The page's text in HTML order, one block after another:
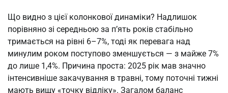
Що видно з цієї колонкової динаміки? Надлишок
порівняно зі середньою за п’ять років стабільно
тримається на рівні 6–7%, тоді як перевага над
минулим роком поступово зменшується — з майже 7%
до лише 1,4%. Причина проста: 2025 рік мав значно
інтенсивніше закачування в травні, тому поточні тижні
мають вищу «точку відліку». Загалом баланс